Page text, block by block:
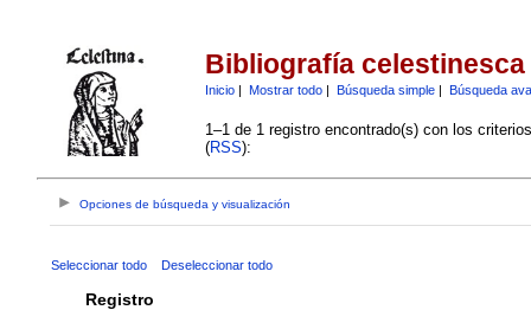
Bibliografía celestinesca
Inicio| Mostrar todo| Búsqueda simple| Búsqueda
1–1 de 1 registro encontrado(s) con los
(RSS):
Opciones de búsqueda y visualización
Seleccionar todo Deseleccionar todo
Registro